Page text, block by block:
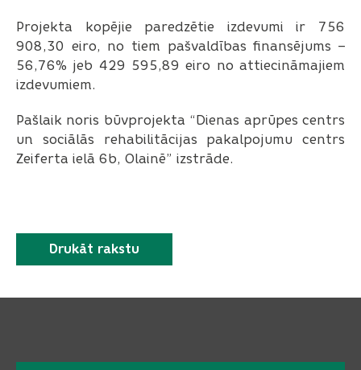
Projekta kopējie paredzētie izdevumi ir 756
908,30 eiro, no tiem pašvaldības finansējums –
56,76% jeb 429 595,89 eiro no attiecināmajiem
izdevumiem.
Pašlaik noris būvprojekta “Dienas aprūpes centrs
un sociālās rehabilitācijas pakalpojumu centrs
Zeiferta ielā 6b, Olainē” izstrāde.
Drukāt rakstu